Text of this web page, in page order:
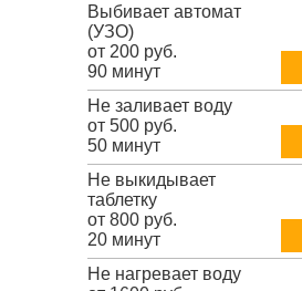
Выбивает автомат
(УЗО)
от 200 руб.
90 минут
Не заливает воду
от 500 руб.
50 минут
Не выкидывает
таблетку
от 800 руб.
20 минут
Не нагревает воду